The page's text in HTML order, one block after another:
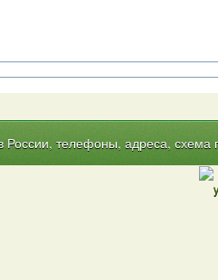
телефоны, адреса, схема